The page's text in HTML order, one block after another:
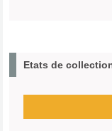
Etats de